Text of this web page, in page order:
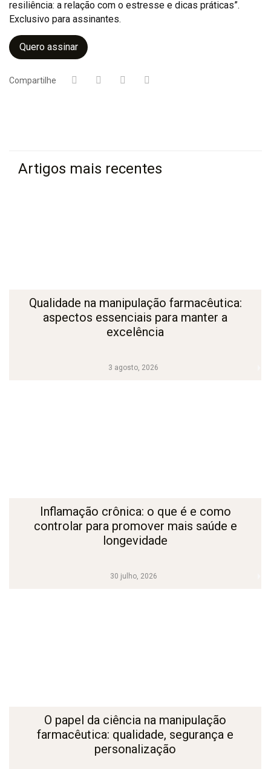
resiliência: a relação com o estresse e dicas práticas”.
Exclusivo para assinantes.
Quero assinar
Compartilhe
Artigos mais recentes
3 agosto, 2026
Qualidade na manipulação farmacêutica:
aspectos essenciais para manter a
excelência
30 julho, 2026
Inflamação crônica: o que é e como
controlar para promover mais saúde e
longevidade
O papel da ciência na manipulação
farmacêutica: qualidade, segurança e
personalização